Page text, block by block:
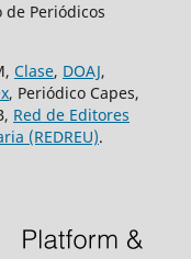
de Periódicos
Clase, DOAJ,
, Periódico Capes,
Red de Editores
(REDREU).